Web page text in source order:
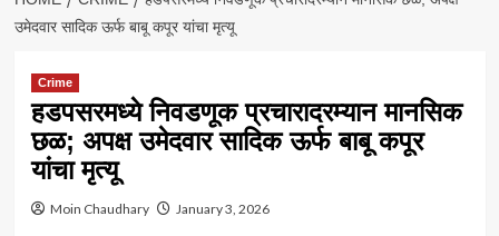
उमेदवार सादिक ऊर्फ बाबू कपूर यांचा मृत्यू
Crime
हडपसरमध्ये निवडणूक प्रचारादरम्यान मानसिक
छळ; अपक्ष उमेदवार सादिक ऊर्फ बाबू कपूर
यांचा मृत्यू
Moin Chaudhary January 3, 2026